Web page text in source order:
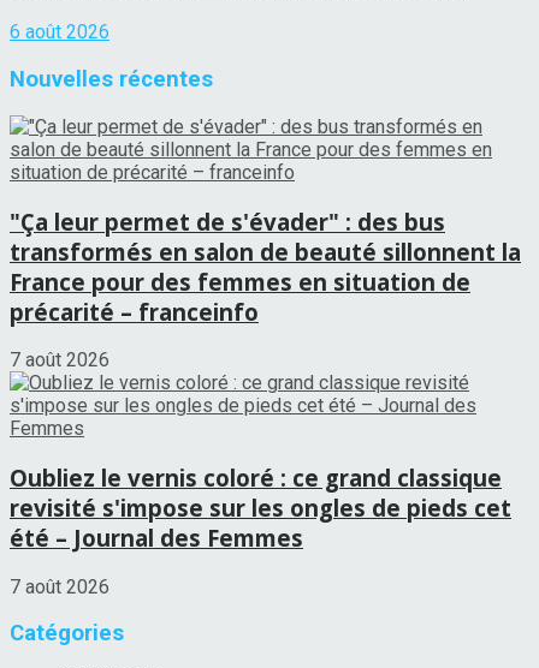
6 août 2026
Nouvelles récentes
"Ça leur permet de s'évader" : des bus
transformés en salon de beauté sillonnent la
France pour des femmes en situation de
précarité – franceinfo
7 août 2026
Oubliez le vernis coloré : ce grand classique
revisité s'impose sur les ongles de pieds cet
été – Journal des Femmes
7 août 2026
Catégories